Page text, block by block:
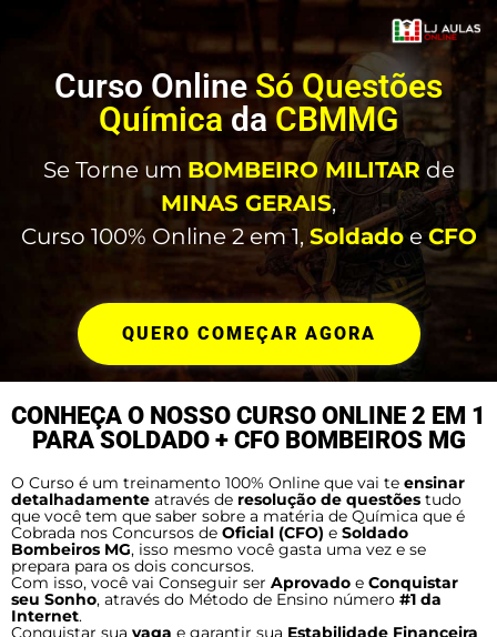
Curso OnlineSó Questões
QuímicadaCBMMG
Se Torne um BOMBEIRO MILITARde
MINAS GERAIS,
Curso 100% Online 2 em 1, Soldadoe CFO
QUERO COMEÇAR AGORA
CONHEÇA O NOSSO CURSO ONLINE 2 EM 1
PARA SOLDADO + CFO BOMBEIROS MG
O Curso é um treinamento 100% Online que vai te ensinar
detalhadamente através de resolução de questões tudo
que você tem que saber sobre a matéria de Química que é
Cobrada nos Concursos de Oficial (CFO) e Soldado
Bombeiros MG, isso mesmo você gasta uma vez e se
prepara para os dois concursos.
Com isso, você vai Conseguir ser Aprovado e Conquistar
seu Sonho, através do Método de Ensino número #1 da
Internet.
Conquistar sua vaga e garantir sua Estabilidade Financeira